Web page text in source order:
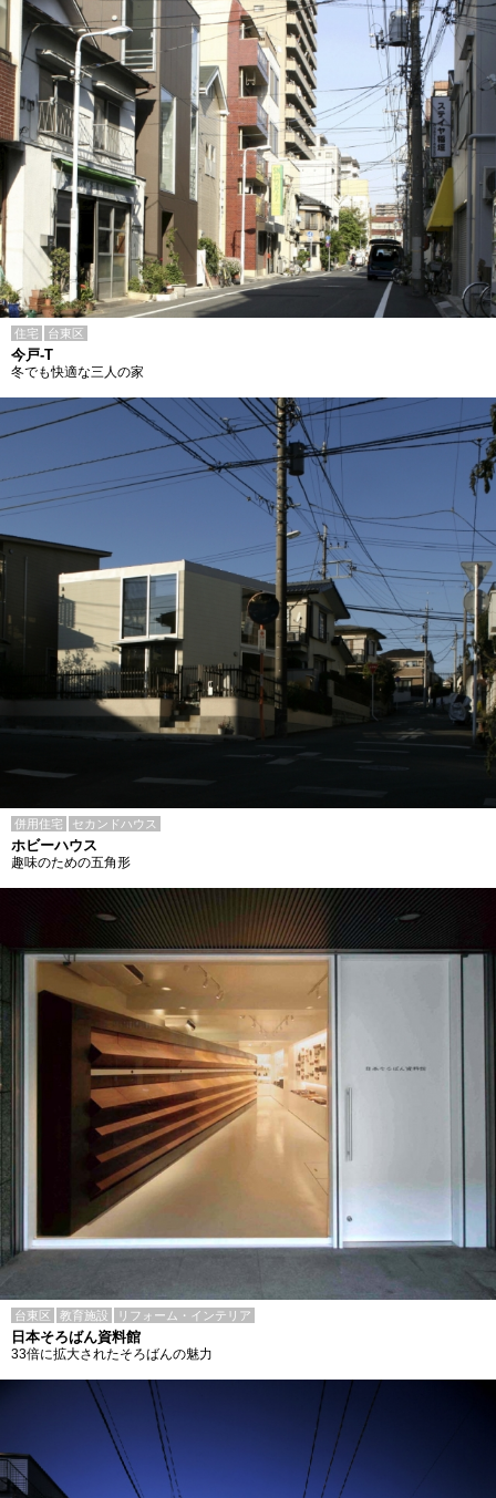
住宅 台東区
今戸-T
冬でも快適な三人の家
併用住宅 セカンドハウス
ホビーハウス
趣味のための五角形
台東区 教育施設 リフォーム・インテリア
日本そろばん資料館
33倍に拡大されたそろばんの魅力